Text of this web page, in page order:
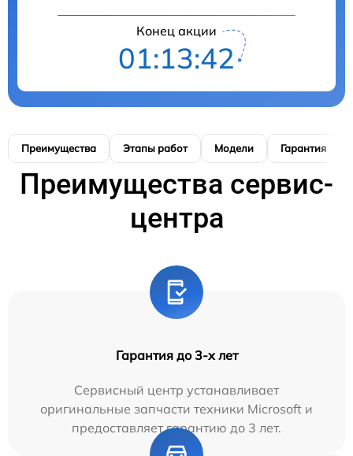
Конец акции
01:13:41
Преимущества Этапы работ Модели Гарантия
Преимущества сервис-
центра
Гарантия до 3-х лет
Сервисный центр устанавливает
оригинальные запчасти техники Microsoft и
предоставляет гарантию до 3 лет.